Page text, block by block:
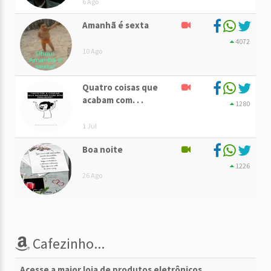
Amanhã é sexta
10 Ago
4072
Quatro coisas que
acabam com. . .
1 Jul
1280
Boa noite
26 Ago
1226
Cafezinho...